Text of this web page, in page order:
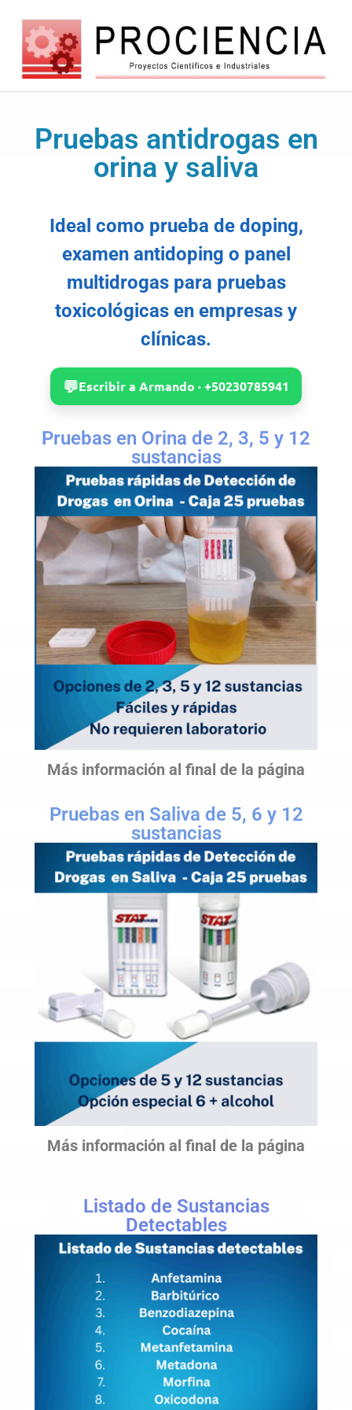
Balanzas
y
altaPruebas antidrogas en
orina y saliva
Ideal como prueba de doping,
examen antidoping o panel
multidrogas para pruebas
toxicológicas en empresas y
clínicas.
💬Escribir a Armando · +50230785941
Pruebas en Orina de 2, 3, 5 y 12
sustancias
Más información al final de la página
Pruebas en Saliva de 5, 6 y 12
sustancias
Más información al final de la página
Listado de Sustancias
Detectables